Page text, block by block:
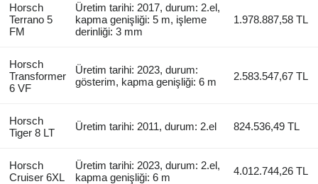
Horsch
Terrano 5
FM
Üretim tarihi: 2017, durum: 2.el,
kapma genişliği: 5 m, işleme
derinliği: 3 mm
1.978.887,58 TL
Horsch
Transformer
6 VF
Üretim tarihi: 2023, durum:
gösterim, kapma genişliği: 6 m
2.583.547,67 TL
Horsch
Tiger 8 LT
Üretim tarihi: 2011, durum: 2.el 824.536,49 TL
Horsch
Cruiser 6XL
Üretim tarihi: 2023, durum: 2.el,
kapma genişliği: 6 m
4.012.744,26 TL